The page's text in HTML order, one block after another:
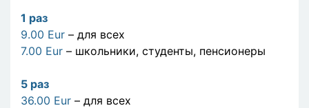
1 раз
9.00 Eur – для всех
7.00 Eur – школьники, студенты, пенсионеры
5 раз
36.00 Eur – для всех